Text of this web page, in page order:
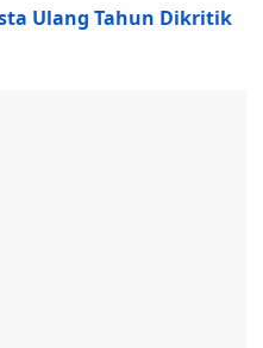
Ulang Tahun Dikritik